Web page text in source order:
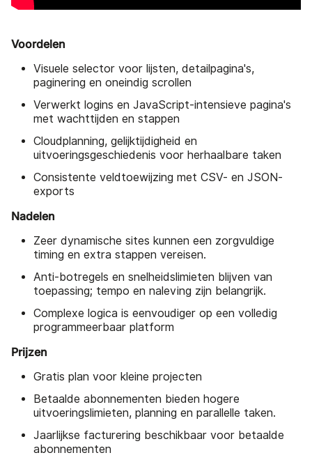
Voordelen
Visuele selector voor lijsten, detailpagina's,
paginering en oneindig scrollen
Verwerkt logins en JavaScript-intensieve pagina's
met wachttijden en stappen
Cloudplanning, gelijktijdigheid en
uitvoeringsgeschiedenis voor herhaalbare taken
Consistente veldtoewijzing met CSV- en JSON-
exports
Nadelen
Zeer dynamische sites kunnen een zorgvuldige
timing en extra stappen vereisen.
Anti-botregels en snelheidslimieten blijven van
toepassing; tempo en naleving zijn belangrijk.
Complexe logica is eenvoudiger op een volledig
programmeerbaar platform
Prijzen
Gratis plan voor kleine projecten
Betaalde abonnementen bieden hogere
uitvoeringslimieten, planning en parallelle taken.
Jaarlijkse facturering beschikbaar voor betaalde
abonnementen